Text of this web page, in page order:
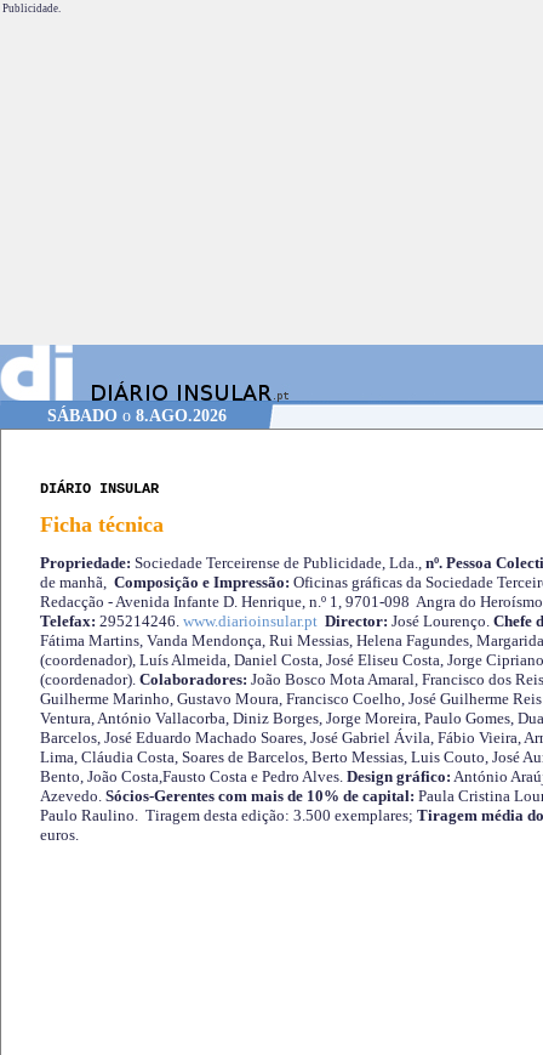
Publicidade.
SÁBADOo 8.AGO.2026
DIÁRIO INSULAR
Ficha técnica
Propriedade: Sociedade Terceirense de Publicidade, Lda., nº. Pessoa
de manhã, Composição e Impressão: Oficinas gráficas da Sociedade
Redacção - Avenida Infante D. Henrique, n.º 1, 9701-098 Angra do
Telefax: 295214246. www.diarioinsular.pt Director: José Lourenço. Chefe
Fátima Martins, Vanda Mendonça, Rui Messias, Helena Fagundes,
(coordenador), Luís Almeida, Daniel Costa, José Eliseu Costa, Jorge
(coordenador). Colaboradores: João Bosco Mota Amaral, Francisco dos
Guilherme Marinho, Gustavo Moura, Francisco Coelho, José Guilherme
Ventura, António Vallacorba, Diniz Borges, Jorge Moreira, Paulo Gomes,
Barcelos, José Eduardo Machado Soares, José Gabriel Ávila, Fábio Vieira,
Lima, Cláudia Costa, Soares de Barcelos, Berto Messias, Luis Couto, José
Bento, João Costa,Fausto Costa e Pedro Alves. Design gráfico: António
Azevedo. Sócios-Gerentes com mais de 10% de capital: Paula Cristina
Paulo Raulino. Tiragem desta edição: 3.500 exemplares; Tiragem média
euros.